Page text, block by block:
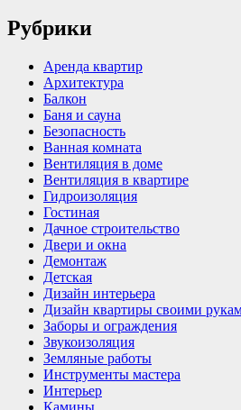
Рубрики
Аренда квартир
Архитектура
Балкон
Баня и сауна
Безопасность
Ванная комната
Вентиляция в доме
Вентиляция в квартире
Гидроизоляция
Гостиная
Дачное строительство
Двери и окна
Демонтаж
Детская
Дизайн интерьера
Дизайн квартиры своими
Заборы и ограждения
Звукоизоляция
Земляные работы
Инструменты мастера
Интерьер
Камины